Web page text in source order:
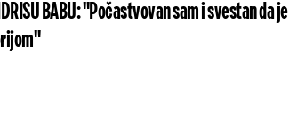
BABU: "Počastvovan sam i svestan da je